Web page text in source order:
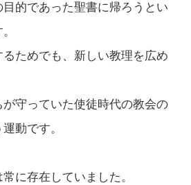
的であった聖書に帰ろうとい
ためでも、新しい教理を広め
守っていた使徒時代の教会の
動です。
に存在していました。